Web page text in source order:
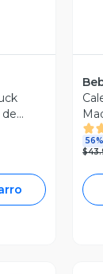
56%